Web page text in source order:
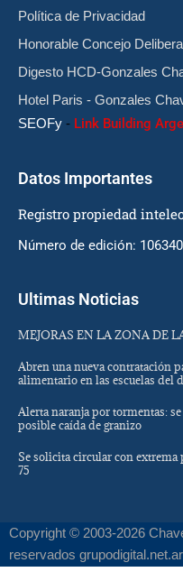
Política de Privacidad
Honorable Concejo
Digesto HCD-Gonzales
Hotel Paris - Gonzales
SEOFy - Link Building
Datos Importantes
Registro propiedad
Número de edición: 106340
Ultimas Noticias
MEJORAS EN LA ZONA DE
Abren una nueva contratación
alimentario en las escuelas del
Alerta naranja por tormentas:
posible caída de granizo
Se solicita circular con
75
Copyright © 2003-2026
reservados grupodigital.net.ar